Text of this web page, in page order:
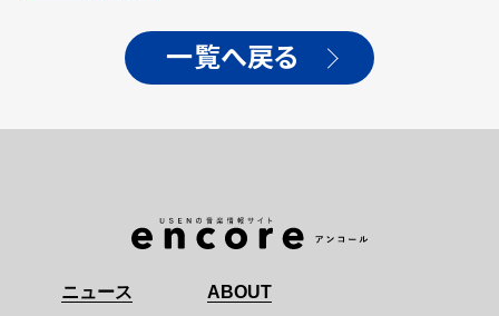
一覧へ戻る
ニュース ABOUT